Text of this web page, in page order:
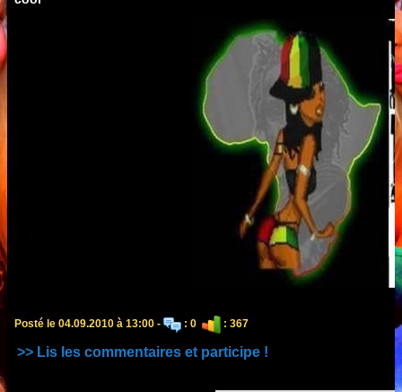
Posté le 04.09.2010 à 13:00 - : 0 : 367
>> Lis les commentaires et participe !